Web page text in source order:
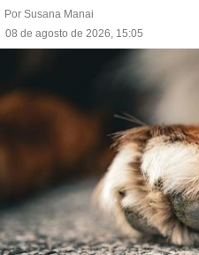
Por Susana Manai
08 de agosto de 2026, 15:05